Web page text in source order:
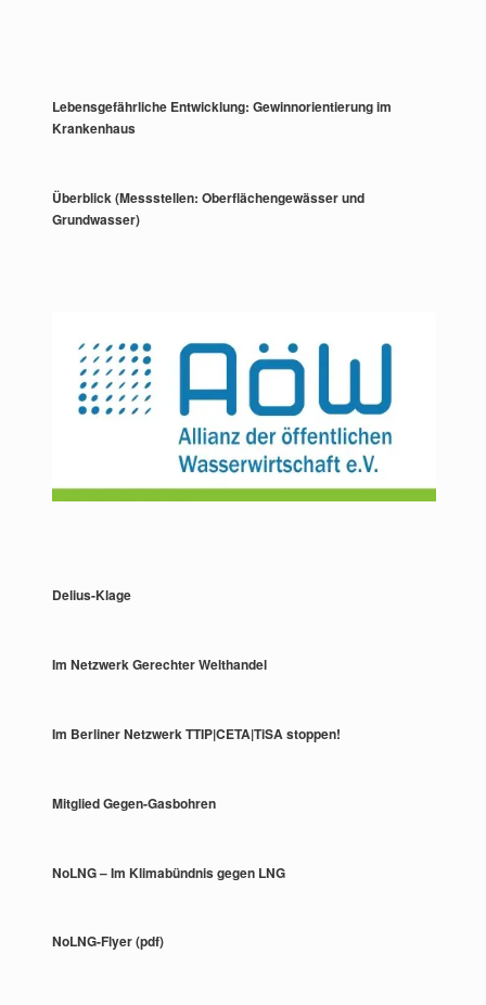
Lebensgefährliche Entwicklung: Gewinnorientierung im
Krankenhaus
Überblick (Messstellen: Oberflächengewässer und
Grundwasser)
Delius-Klage
Im Netzwerk Gerechter Welthandel
Im Berliner Netzwerk TTIP|CETA|TiSA stoppen!
Mitglied Gegen-Gasbohren
NoLNG – Im Klimabündnis gegen LNG
NoLNG-Flyer (pdf)